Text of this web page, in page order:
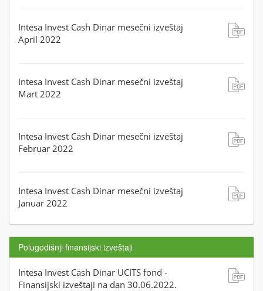
Intesa Invest Cash Dinar mesečni izveštaj
April 2022
Intesa Invest Cash Dinar mesečni izveštaj
Mart 2022
Intesa Invest Cash Dinar mesečni izveštaj
Februar 2022
Intesa Invest Cash Dinar mesečni izveštaj
Januar 2022
Polugodišnji finansijski izveštaji
Intesa Invest Cash Dinar UCITS fond -
Finansijski izveštaji na dan 30.06.2022.